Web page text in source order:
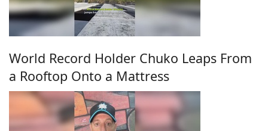
World Record Holder Chuko Leaps From
a Rooftop Onto a Mattress